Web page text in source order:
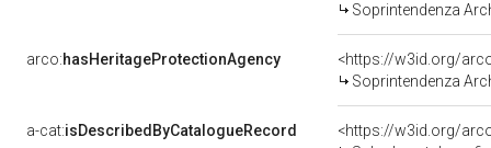
Soprintendenza
arco:hasHeritageProtectionAgency
<https://w3id.org/
Soprintendenza
a-cat:isDescribedByCatalogueRecord
<https://w3id.org/